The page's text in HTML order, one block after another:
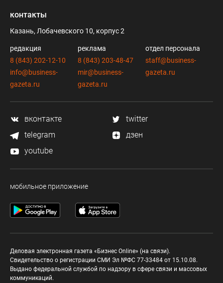
контакты
Казань, Лобачевского 10, корпус 2
редакция
8 (843) 202-12-10
info@business-
gazeta.ru
реклама
8 (843) 203-48-47
mir@business-
gazeta.ru
отдел персонала
staff@business-
gazeta.ru
вконтакте
twitter
telegram
дзен
youtube
мобильное приложение
Деловая электронная газета «Бизнес Online» (на связи).
Свидетельство о регистрации СМИ Эл №ФС 77-33484 от 15.10.08.
Выдано федеральной службой по надзору в сфере связи и массовых
коммуникаций.